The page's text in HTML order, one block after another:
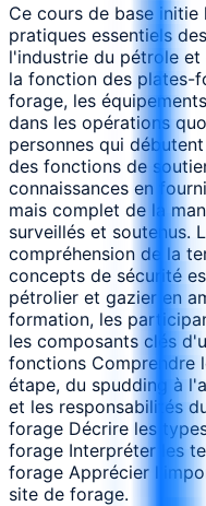
Ce cours de base
pratiques essentiels
l'industrie du pétrole
la fonction des plates-
forage, les
dans les opérations
personnes qui
des fonctions de
connaissances en
mais complet de la
surveillés et soutenus.
compréhension de la
concepts de sécurité
pétrolier et gazier en
formation, les
les composants clés
fonctions Comprendre
étape, du spudding à
et les responsabilités
forage Décrire les
forage Interpréter les
forage Apprécier
site de forage.